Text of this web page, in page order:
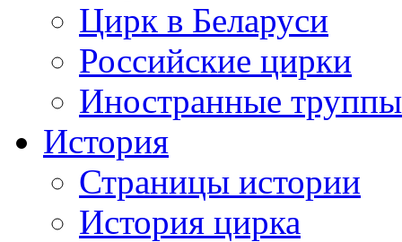
Цирк в Беларуси
Российские цирки
Иностранные труппы
История
Страницы истории
История цирка